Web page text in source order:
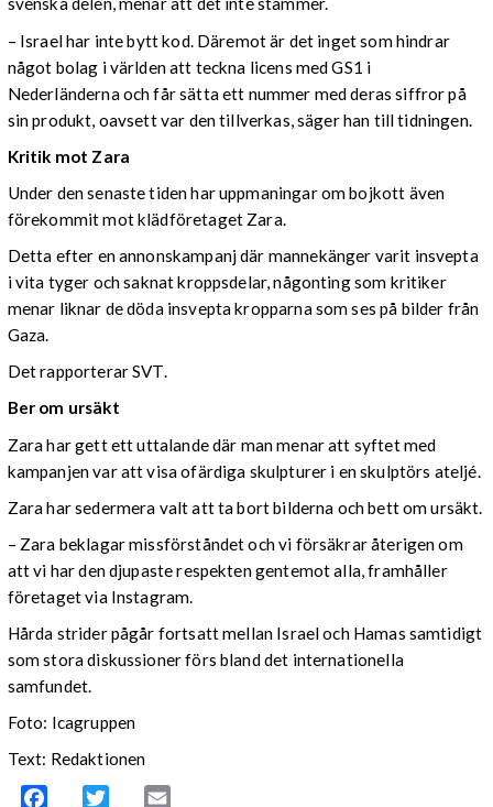
– Israel har inte bytt kod. Däremot är det inget som hindrar
något bolag i världen att teckna licens med GS1 i
Nederländerna och får sätta ett nummer med deras siffror på
sin produkt, oavsett var den tillverkas, säger han till tidningen.
Kritik mot Zara
Under den senaste tiden har uppmaningar om bojkott även
förekommit mot klädföretaget Zara.
Detta efter en annonskampanj där mannekänger varit insvepta
i vita tyger och saknat kroppsdelar, någonting som kritiker
menar liknar de döda insvepta kropparna som ses på bilder från
Gaza.
Det rapporterar SVT.
Ber om ursäkt
Zara har gett ett uttalande där man menar att syftet med
kampanjen var att visa ofärdiga skulpturer i en skulptörs ateljé.
Zara har sedermera valt att ta bort bilderna och bett om ursäkt.
– Zara beklagar missförståndet och vi försäkrar återigen om
att vi har den djupaste respekten gentemot alla, framhåller
företaget via Instagram.
Hårda strider pågår fortsatt mellan Israel och Hamas samtidigt
som stora diskussioner förs bland det internationella
samfundet.
Foto: Icagruppen
Text: Redaktionen
Facebook Twitter